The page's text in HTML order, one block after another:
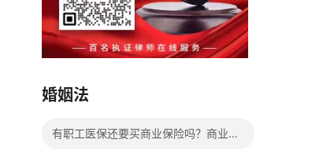
婚姻法
有职工医保还要买商业保险吗？商业保